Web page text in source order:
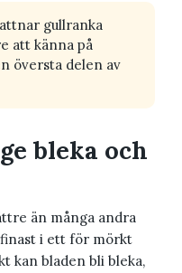
gullranka
att känna på
översta delen av
bleka och
än många andra
i ett för mörkt
kan bladen bli bleka,